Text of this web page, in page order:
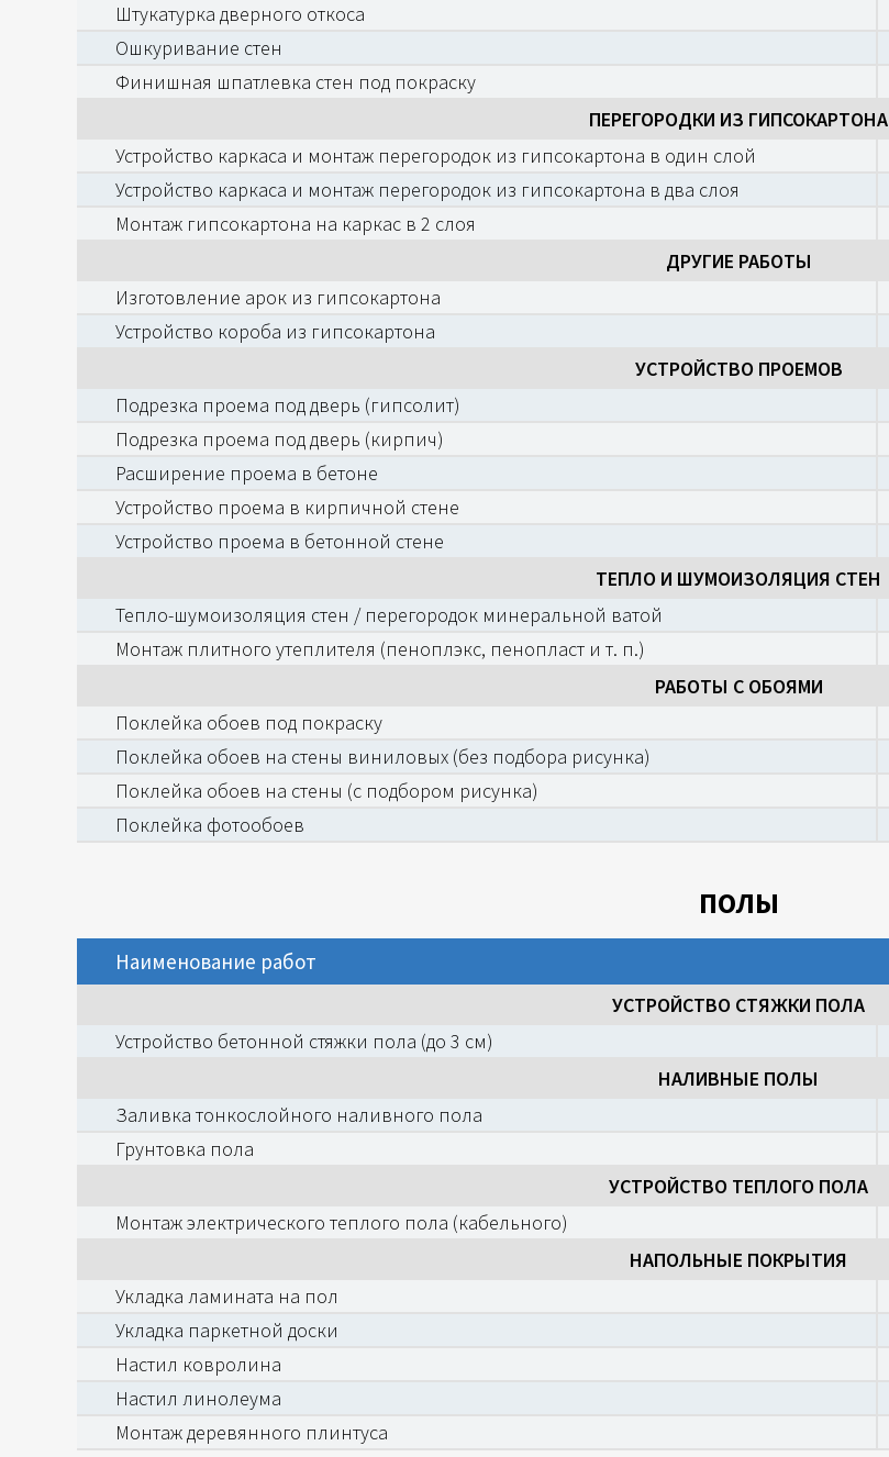
Штукатурка дверного откоса
Ошкуривание стен
Финишная шпатлевка стен под покраску
ПЕРЕГОРОДКИ ИЗ ГИПСОКАРТОНА
Устройство каркаса и монтаж перегородок из гипсокартона в один слой
Устройство каркаса и монтаж перегородок из гипсокартона в два слоя
Монтаж гипсокартона на каркас в 2 слоя
ДРУГИЕ РАБОТЫ
Изготовление арок из гипсокартона
Устройство короба из гипсокартона
УСТРОЙСТВО ПРОЕМОВ
Подрезка проема под дверь (гипсолит)
Подрезка проема под дверь (кирпич)
Расширение проема в бетоне
Устройство проема в кирпичной стене
Устройство проема в бетонной стене
ТЕПЛО И ШУМОИЗОЛЯЦИЯ СТЕН
Тепло-шумоизоляция стен / перегородок минеральной ватой
Монтаж плитного утеплителя (пеноплэкс, пенопласт и т. п.)
РАБОТЫ С ОБОЯМИ
Поклейка обоев под покраску
Поклейка обоев на стены виниловых (без подбора рисунка)
Поклейка обоев на стены (с подбором рисунка)
Поклейка фотообоев
ПОЛЫ
Наименование работ
УСТРОЙСТВО СТЯЖКИ ПОЛА
Устройство бетонной стяжки пола (до 3 см)
НАЛИВНЫЕ ПОЛЫ
Заливка тонкослойного наливного пола
Грунтовка пола
УСТРОЙСТВО ТЕПЛОГО ПОЛА
Монтаж электрического теплого пола (кабельного)
НАПОЛЬНЫЕ ПОКРЫТИЯ
Укладка ламината на пол
Укладка паркетной доски
Настил ковролина
Настил линолеума
Монтаж деревянного плинтуса